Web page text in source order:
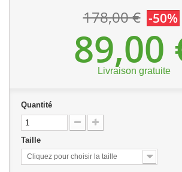
178,00 € -50%
89,00
Livraison gratuite
Quantité
Taille
Cliquez pour choisir la taille